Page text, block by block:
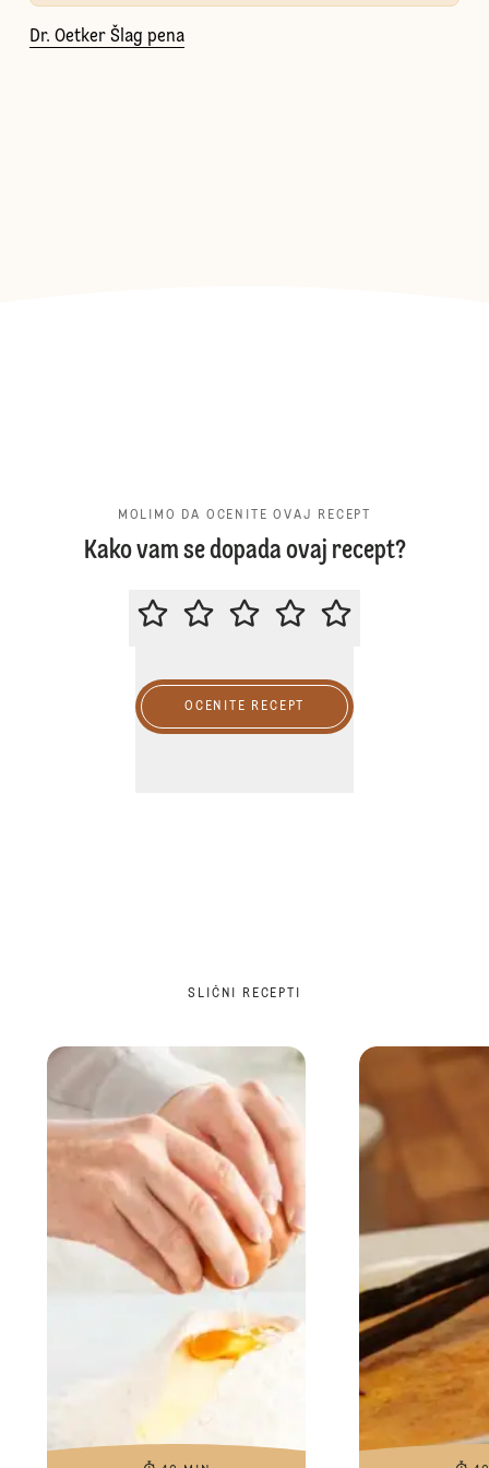
Dr. Oetker Šlag pena
MOLIMO DA OCENITE OVAJ RECEPT
Kako vam se dopada ovaj recept?
MOLIMO DA OCENITE OVAJ
OCENITE RECEPT
SLIČNI RECEPTI